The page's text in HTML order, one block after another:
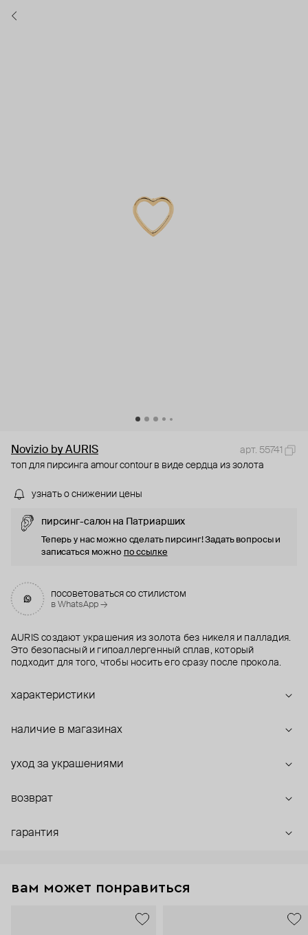
Novizio by AURIS
арт. 55741
топ для пирсинга amour contour в виде сердца из золота
узнать о снижении цены
пирсинг-салон на Патриарших
Теперь у нас можно сделать пирсинг! Задать вопросы и
записаться можно по ссылке
посоветоваться со стилистом
в WhatsApp →
AURIS создают украшения из золота без никеля и палладия.
Это безопасный и гипоаллергенный сплав, который
подходит для того, чтобы носить его сразу после прокола.
характеристики
наличие в магазинах
уход за украшениями
возврат
гарантия
вам может понравиться